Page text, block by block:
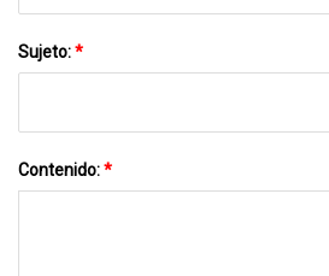
Sujeto:*
Contenido:*